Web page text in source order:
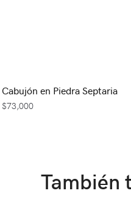
Cabujón en Piedra Septaria
$73,000
También